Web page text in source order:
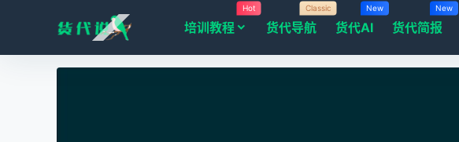
培训教程
Hot
货代导航
Classic
货代AI
New
货代简报
New